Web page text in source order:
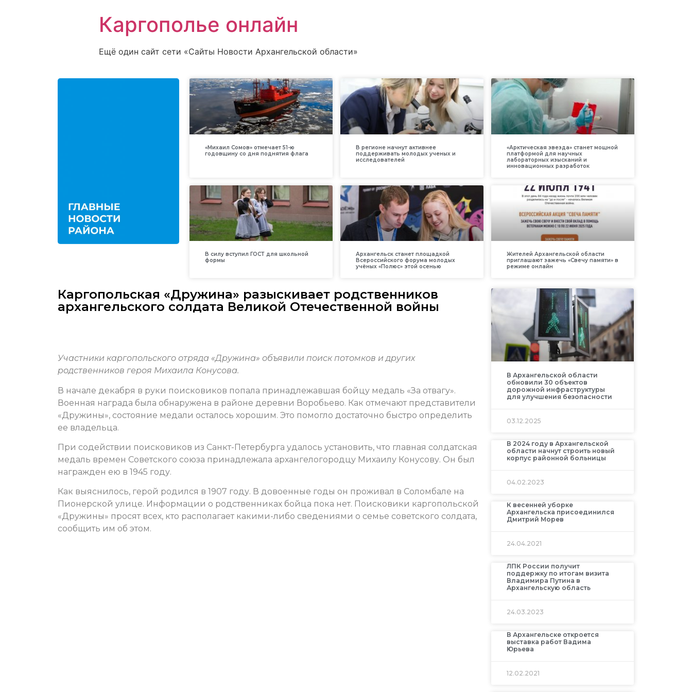
Каргополье онлайн
Ещё один сайт сети «Сайты Новости Архангельской области»
«Михаил Сомов» отмечает 51-ю
годовщину со дня поднятия флага
В регионе начнут активнее
поддерживать молодых ученых и
исследователей
«Арктическая звезда» станет мощной
платформой для научных
лабораторных изысканий и
инновационных разработок
В силу вступил ГОСТ для школьной
формы
Архангельск станет площадкой
Всероссийского форума молодых
учёных «Полюс» этой осенью
Жителей Архангельской области
приглашают зажечь «Свечу памяти» в
режиме онлайн
Каргопольская «Дружина» разыскивает родственников
архангельского солдата Великой Отечественной войны
Участники каргопольского отряда «Дружина» объявили поиск потомков и других
родственников героя Михаила Конусова.
В начале декабря в руки поисковиков попала принадлежавшая бойцу медаль «За отвагу».
Военная награда была обнаружена в районе деревни Воробьево. Как отмечают представители
«Дружины», состояние медали осталось хорошим. Это помогло достаточно быстро определить
ее владельца.
При содействии поисковиков из Санкт-Петербурга удалось установить, что главная солдатская
медаль времен Советского союза принадлежала архангелогородцу Михаилу Конусову. Он был
награжден ею в 1945 году.
Как выяснилось, герой родился в 1907 году. В довоенные годы он проживал в Соломбале на
Пионерской улице. Информации о родственниках бойца пока нет. Поисковики каргопольской
«Дружины» просят всех, кто располагает какими-либо сведениями о семье советского солдата,
сообщить им об этом.
В Архангельской области
обновили 30 объектов
дорожной инфраструктуры
для улучшения безопасности
03.12.2025
В 2024 году в Архангельской
области начнут строить новый
корпус районной больницы
04.02.2023
К весенней уборке
Архангельска присоединился
Дмитрий Морев
24.04.2021
ЛПК России получит
поддержку по итогам визита
Владимира Путина в
Архангельскую область
24.03.2023
В Архангельске откроется
выставка работ Вадима
Юрьева
12.02.2021